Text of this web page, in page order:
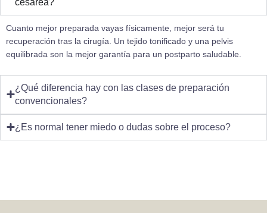
Cuanto mejor preparada vayas físicamente, mejor será tu
recuperación tras la cirugía. Un tejido tonificado y una pelvis
equilibrada son la mejor garantía para un postparto saludable.
¿Qué diferencia hay con las clases de preparación
convencionales?
¿Es normal tener miedo o dudas sobre el proceso?